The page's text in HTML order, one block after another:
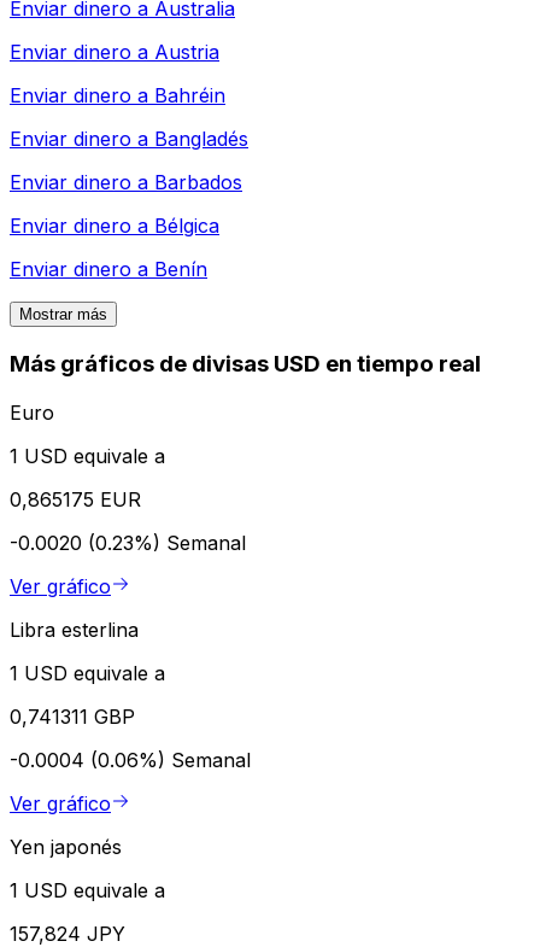
Enviar dinero a Australia
Enviar dinero a Austria
Enviar dinero a Bahréin
Enviar dinero a Bangladés
Enviar dinero a Barbados
Enviar dinero a Bélgica
Enviar dinero a Benín
Mostrar más
Más gráficos de divisas USD en tiempo real
Euro
1 USD equivale a
0,865175 EUR
-0.0020 (0.23%) Semanal
Ver gráfico
Libra esterlina
1 USD equivale a
0,741311 GBP
-0.0004 (0.06%) Semanal
Ver gráfico
Yen japonés
1 USD equivale a
157,824 JPY